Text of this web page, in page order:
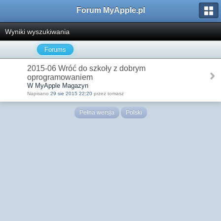
Forum MyApple.pl
Wyniki wyszukiwania
Forums
2015-06 Wróć do szkoły z dobrym
oprogramowaniem
W MyApple Magazyn
Napisano 29 sie 2015 22:20 przez tomasz
Pełna wersja Polski